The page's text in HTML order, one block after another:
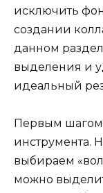
исключить
создании
данном
выделения и
идеальный
Первым шагом
инструмента.
выбираем
можно